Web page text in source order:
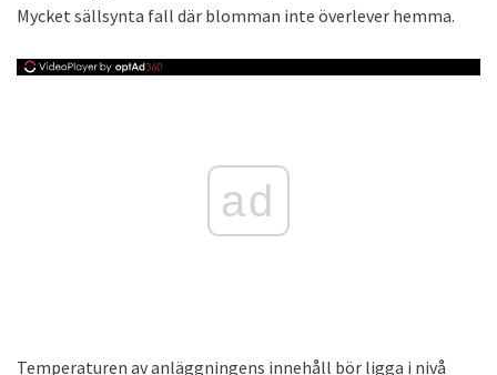
Mycket sällsynta fall där blomman inte överlever hemma.
ad
Temperaturen av anläggningens innehåll bör ligga i nivå